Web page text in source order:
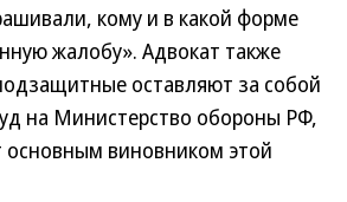
кому и в какой форме
жалобу». Адвокат также
оставляют за собой
на Министерство обороны РФ,
основным виновником этой